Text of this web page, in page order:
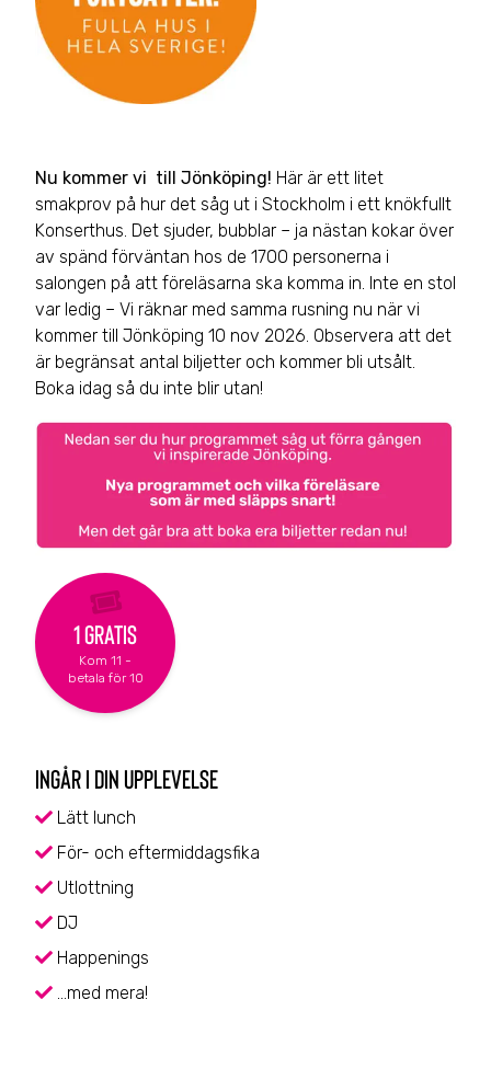
Nu kommer vi till Jönköping! Här är ett litet
smakprov på hur det såg ut i Stockholm i ett knökfullt
Konserthus. Det sjuder, bubblar – ja nästan kokar över
av spänd förväntan hos de 1700 personerna i
salongen på att föreläsarna ska komma in. Inte en stol
var ledig – Vi räknar med samma rusning nu när vi
kommer till Jönköping 10 nov 2026. Observera att det
är begränsat antal biljetter och kommer bli utsålt.
Boka idag så du inte blir utan!
1 Gratis
Kom 11 -
betala för 10
INGÅR I DIN UPPLEVELSE
Lätt lunch
För- och eftermiddagsfika
Utlottning
DJ
Happenings
…med mera!